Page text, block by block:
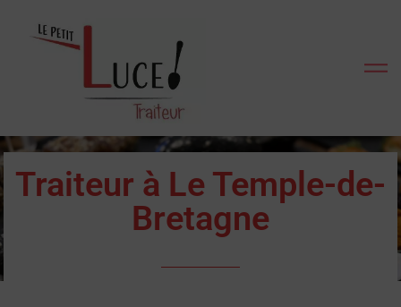
Traiteur à Le Temple-de-
Bretagne